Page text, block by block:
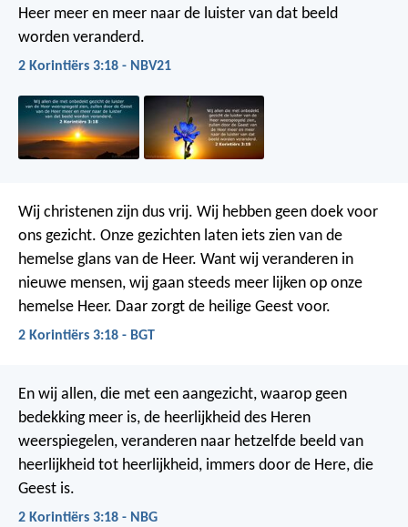
Heer meer en meer naar de luister van dat beeld
worden veranderd.
2 Korintiërs 3:18 - NBV21
Wij christenen zijn dus vrij. Wij hebben geen doek voor
ons gezicht. Onze gezichten laten iets zien van de
hemelse glans van de Heer. Want wij veranderen in
nieuwe mensen, wij gaan steeds meer lijken op onze
hemelse Heer. Daar zorgt de heilige Geest voor.
2 Korintiërs 3:18 - BGT
En wij allen, die met een aangezicht, waarop geen
bedekking meer is, de heerlijkheid des Heren
weerspiegelen, veranderen naar hetzelfde beeld van
heerlijkheid tot heerlijkheid, immers door de Here, die
Geest is.
2 Korintiërs 3:18 - NBG